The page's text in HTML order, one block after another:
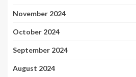
November 2024
October 2024
September 2024
August 2024